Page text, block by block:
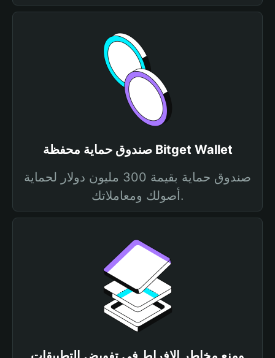
صندوق حماية محفظة Bitget Wallet
صندوق حماية بقيمة 300 مليون دولار لحماية
أصولك ومعاملاتك.